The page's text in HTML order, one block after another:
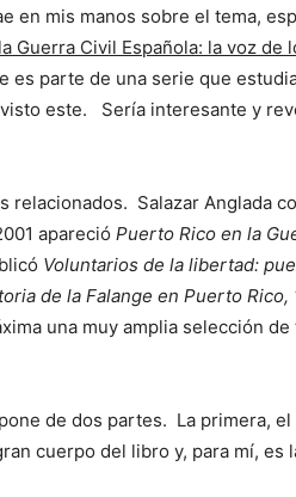
en mis manos sobre el tema,
Guerra Civil Española: la voz de
parte de una serie que
este. Sería interesante y
Salazar Anglada
apareció Puerto Rico en la
Voluntarios de la libertad:
de la Falange en Puerto Rico,
una muy amplia selección
de dos partes. La primera,
cuerpo del libro y, para mí,